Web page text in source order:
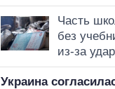
Часть
без
из-за
Украина